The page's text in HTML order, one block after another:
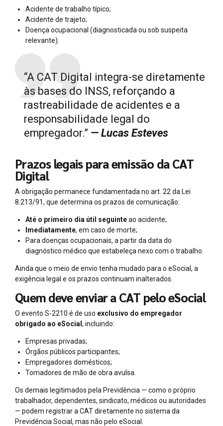
Acidente de trabalho típico;
Acidente de trajeto;
Doença ocupacional (diagnosticada ou sob suspeita
relevante).
“A CAT Digital integra-se diretamente
às bases do INSS, reforçando a
rastreabilidade de acidentes e a
responsabilidade legal do
empregador.” — Lucas Esteves
Prazos legais para emissão da CAT
Digital
A obrigação permanece fundamentada no art. 22 da Lei
8.213/91, que determina os prazos de comunicação:
Até o primeiro dia útil seguinteao acidente;
Imediatamente, em caso de morte;
Para doenças ocupacionais, a partir da data do
diagnóstico médico que estabeleça nexo com o trabalho.
Ainda que o meio de envio tenha mudado para o eSocial, a
exigência legal e os prazos continuam inalterados.
Quem deve enviar a CAT pelo eSocial
O evento S-2210 é de uso exclusivo do empregador
obrigado ao eSocial , incluindo:
Empresas privadas;
Órgãos públicos participantes;
Empregadores domésticos;
Tomadores de mão de obra avulsa.
Os demais legitimados pela Previdência — como o próprio
trabalhador, dependentes, sindicato, médicos ou autoridades
— podem registrar a CAT diretamente no sistema da
Previdência Social, mas não pelo eSocial.